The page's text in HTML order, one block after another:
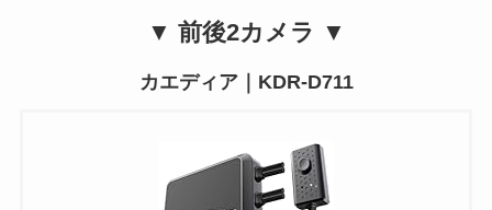
▼ 前後2カメラ ▼
カエディア｜KDR-D711